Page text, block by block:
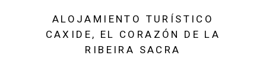
ALOJAMIENTO TURÍSTICO
CAXIDE, EL CORAZÓN DE LA
RIBEIRA SACRA